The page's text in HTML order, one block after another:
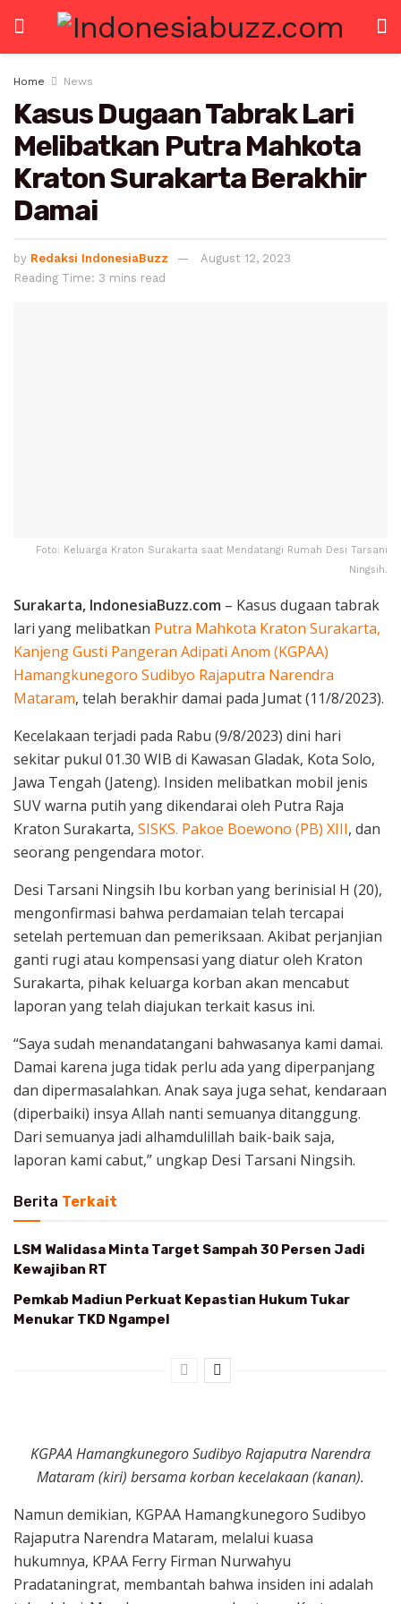
Home News
Kasus Dugaan Tabrak Lari
Melibatkan Putra Mahkota
Kraton Surakarta Berakhir
Damai
by Redaksi IndonesiaBuzz
August 12, 2023
Reading Time: 3 mins read
Foto: Keluarga Kraton Surakarta saat Mendatangi Rumah Desi Tarsani
Ningsih.
Surakarta, IndonesiaBuzz.com – Kasus dugaan tabrak
lari yang melibatkan Putra Mahkota Kraton Surakarta,
Kanjeng Gusti Pangeran Adipati Anom (KGPAA)
Hamangkunegoro Sudibyo Rajaputra Narendra
Mataram, telah berakhir damai pada Jumat (11/8/2023).
Kecelakaan terjadi pada Rabu (9/8/2023) dini hari
sekitar pukul 01.30 WIB di Kawasan Gladak, Kota Solo,
Jawa Tengah (Jateng). Insiden melibatkan mobil jenis
SUV warna putih yang dikendarai oleh Putra Raja
Kraton Surakarta, SISKS. Pakoe Boewono (PB) XIII, dan
seorang pengendara motor.
Desi Tarsani Ningsih Ibu korban yang berinisial H (20),
mengonfirmasi bahwa perdamaian telah tercapai
setelah pertemuan dan pemeriksaan. Akibat perjanjian
ganti rugi atau kompensasi yang diatur oleh Kraton
Surakarta, pihak keluarga korban akan mencabut
laporan yang telah diajukan terkait kasus ini.
“Saya sudah menandatangani bahwasanya kami damai.
Damai karena juga tidak perlu ada yang diperpanjang
dan dipermasalahkan. Anak saya juga sehat, kendaraan
(diperbaiki) insya Allah nanti semuanya ditanggung.
Dari semuanya jadi alhamdulillah baik-baik saja,
laporan kami cabut,” ungkap Desi Tarsani Ningsih.
Berita Terkait
LSM Walidasa Minta Target Sampah 30 Persen Jadi
Kewajiban RT
Pemkab Madiun Perkuat Kepastian Hukum Tukar
Menukar TKD Ngampel
KGPAA Hamangkunegoro Sudibyo Rajaputra Narendra
Mataram (kiri) bersama korban kecelakaan (kanan).
Namun demikian, KGPAA Hamangkunegoro Sudibyo
Rajaputra Narendra Mataram, melalui kuasa
hukumnya, KPAA Ferry Firman Nurwahyu
Pradataningrat, membantah bahwa insiden ini adalah